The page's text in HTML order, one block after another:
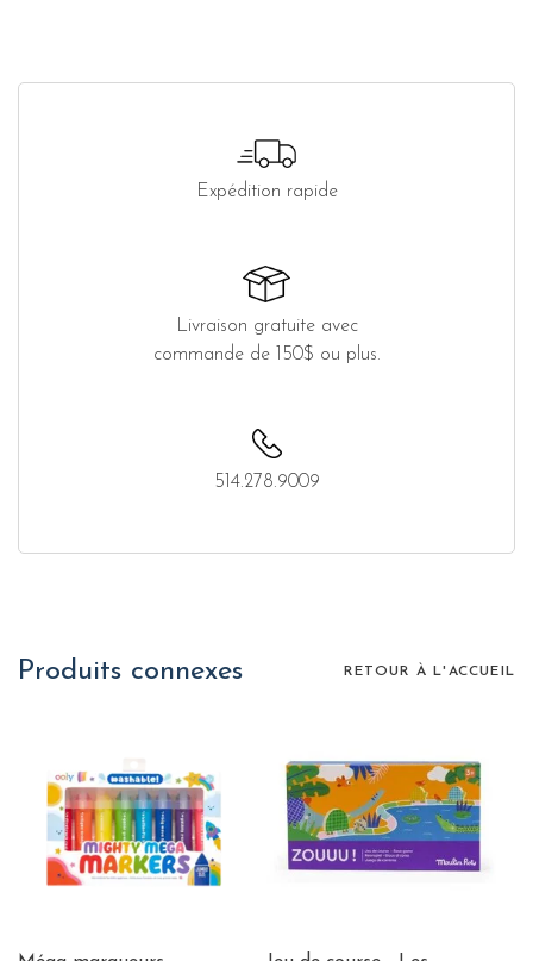
Expédition rapide
Livraison gratuite avec
commande de 150$ ou plus.
514.278.9009
Produits connexes RETOUR À L'ACCUEIL